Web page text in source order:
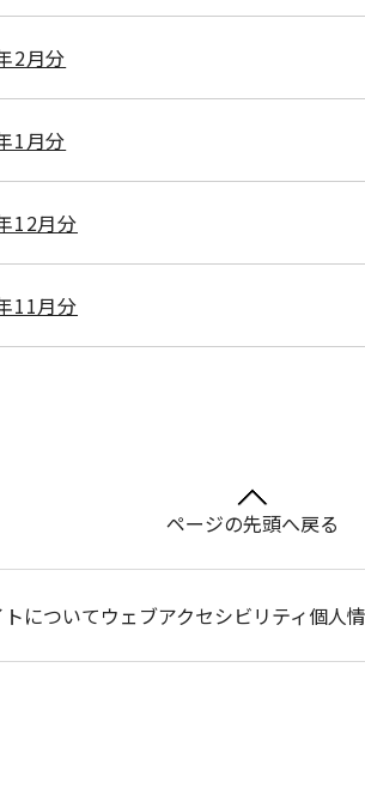
2月分
1月分
12月分
11月分
ページの先頭へ戻る
についてウェブアクセシビリティ個人